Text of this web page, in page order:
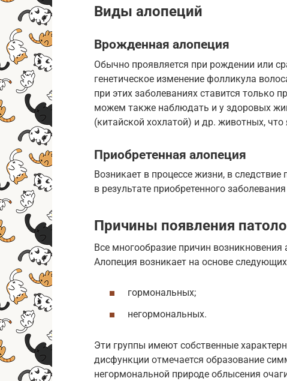
Виды алопеций
Врожденная алопеция
Обычно проявляется при рождении или
генетическое изменение фолликула
при этих заболеваниях ставится
можем также наблюдать и у здоровых
(китайской хохлатой) и др. животных,
Приобретенная алопеция
Возникает в процессе жизни, в
в результате приобретенного
Причины появления
Все многообразие причин
Алопеция возникает на основе
гормональных;
негормональных.
Эти группы имеют собственные
дисфункции отмечается образование
негормональной природе облысения